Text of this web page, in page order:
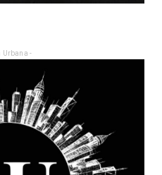
Urbana -